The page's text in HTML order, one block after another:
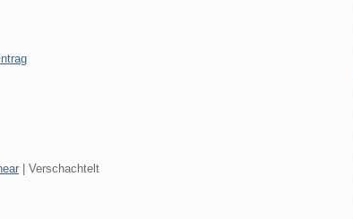
| Verschachtelt